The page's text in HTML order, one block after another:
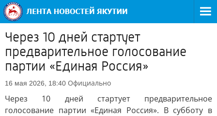
Через 10 дней стартует
предварительное голосование
партии «Единая Россия»
16 мая 2026, 18:40 Официально
Через 10 дней стартует предварительное
голосование партии «Единая Россия». В субботу в